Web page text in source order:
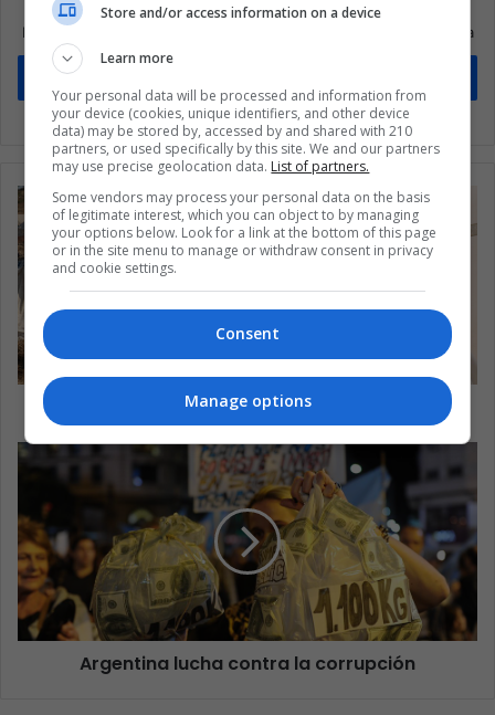
Suscríbete a nuestra lista de correos
Mantente informado sobre lo que está pasando en Latinoamérica
Francisco en medio de la crisis Rohingya
Argentina lucha contra la corrupción
Store and/or access information on a device
Learn more
Your personal data will be processed and information from
your device (cookies, unique identifiers, and other device
data) may be stored by, accessed by and shared with 210
partners, or used specifically by this site. We and our partners
may use precise geolocation data. List of partners.
Some vendors may process your personal data on the basis
of legitimate interest, which you can object to by managing
your options below. Look for a link at the bottom of this page
or in the site menu to manage or withdraw consent in privacy
and cookie settings.
Consent
Manage options